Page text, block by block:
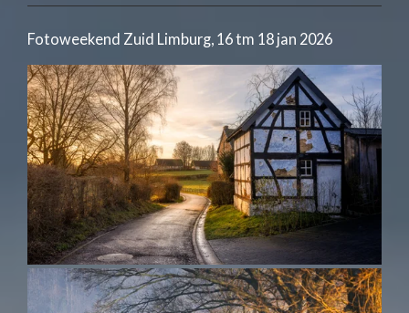
Fotoweekend Zuid Limburg, 16 tm 18 jan 2026